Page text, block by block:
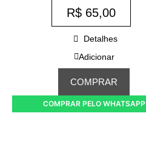
R$65,00
Detalhes
Adicionar
COMPRAR
COMPRAR PELO WHATSAPP